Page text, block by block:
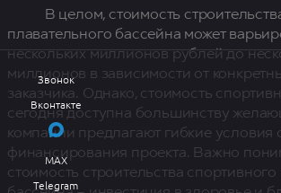
Звонок
Вконтакте
MAX
Telegram
В целом, стоимость
плавательного бассейна может
нескольких миллионов рублей до
миллионов в зависимости от
заказчика. Однако, стоимость
сегодня доступна большинству
компании предлагают гибкие условия
финансирования проекта. Важно
стоимость строительства